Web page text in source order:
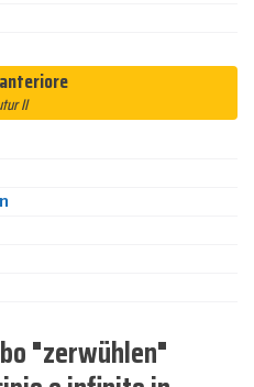
II
"zerwühlen"